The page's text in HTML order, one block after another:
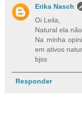
Erika Nasch
Oi Leila,
Natural ela não
Na minha
em ativos
bjss
Responder